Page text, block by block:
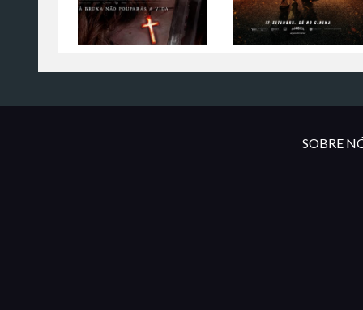
SOBRE